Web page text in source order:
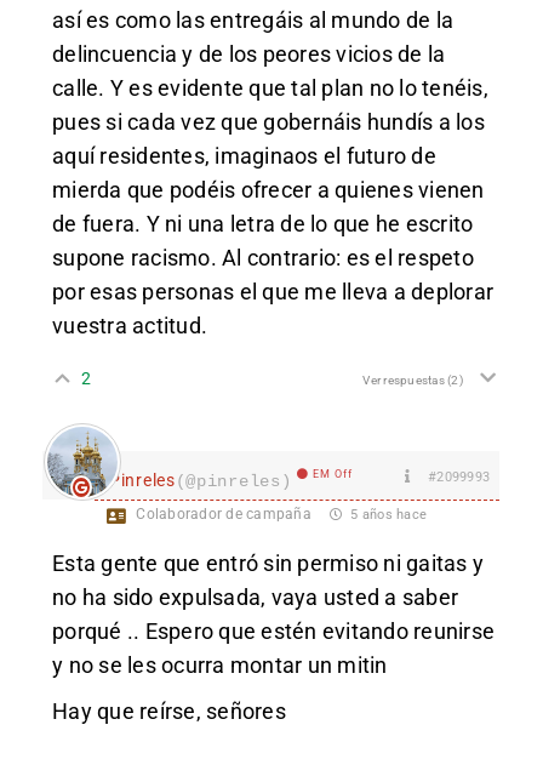
así es como las entregáis al mundo de la
delincuencia y de los peores vicios de la
calle. Y es evidente que tal plan no lo tenéis,
pues si cada vez que gobernáis hundís a los
aquí residentes, imaginaos el futuro de
mierda que podéis ofrecer a quienes vienen
de fuera. Y ni una letra de lo que he escrito
supone racismo. Al contrario: es el respeto
por esas personas el que me lleva a deplorar
vuestra actitud.
2 Ver respuestas(2)
Pinreles(@pinreles) EM Off #2099993
Colaborador de campaña 5 años hace
Esta gente que entró sin permiso ni gaitas y
no ha sido expulsada, vaya usted a saber
porqué .. Espero que estén evitando reunirse
y no se les ocurra montar un mitin
Hay que reírse, señores